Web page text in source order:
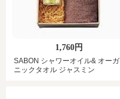
1,760円
SABON シャワーオイル& オーガ
ニックタオル ジャスミン